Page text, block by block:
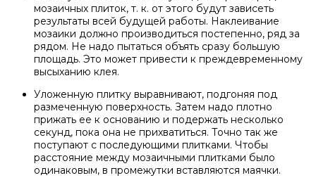
мозаичных плиток, т. к. от этого будут зависеть
результаты всей будущей работы. Наклеивание
мозаики должно производиться постепенно, ряд за
рядом. Не надо пытаться объять сразу большую
площадь. Это может привести к преждевременному
высыханию клея.
Уложенную плитку выравнивают, подгоняя под
размеченную поверхность. Затем надо плотно
прижать ее к основанию и подержать несколько
секунд, пока она не прихватиться. Точно так же
поступают с последующими плитками. Чтобы
расстояние между мозаичными плитками было
одинаковым, в промежутки вставляются маячки.